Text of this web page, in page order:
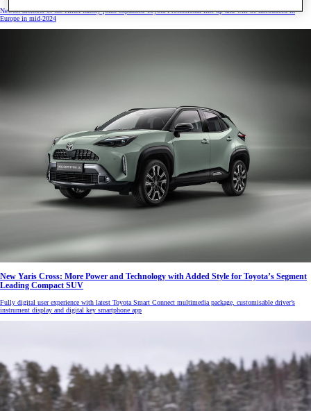
Newest member of the Hilux family joins expanded Toyota Professional line-up and will be introduced in
Europe in mid-2024
New Yaris Cross: More Power and Technology with Added Style for Toyota’s Segment
Leading Compact SUV
Fully digital user experience with latest Toyota Smart Connect multimedia package, customisable driver’s
instrument display and digital key smartphone app